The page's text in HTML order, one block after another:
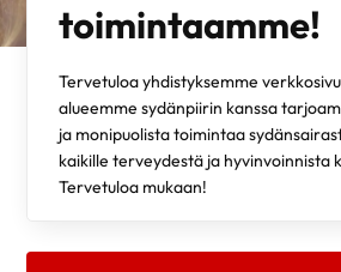
toimintaamme!
Tervetuloa yhdistyksemme
alueemme sydänpiirin kanssa
ja monipuolista toimintaa
kaikille terveydestä ja hyvinvoinnista
Tervetuloa mukaan!